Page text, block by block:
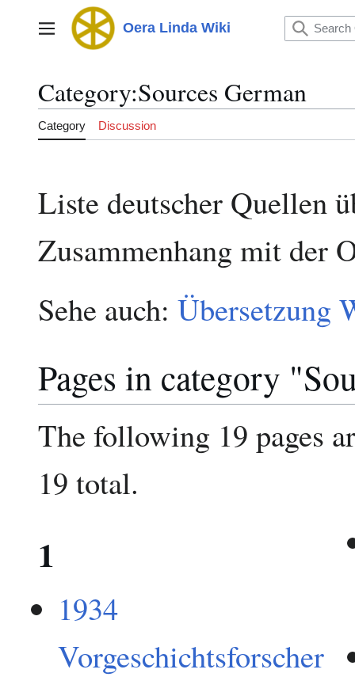
Main menu Oera Linda Wiki
Category:Sources German
Category Discussion
Liste deutscher Quellen
Zusammenhang mit der
Sehe auch:Übersetzung
Pages in category
The following 19 pages
19 total.
1
1934
Vorgeschichtsforscher